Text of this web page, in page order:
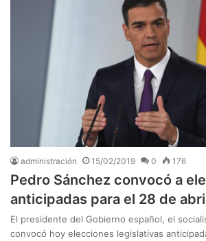
administración 15/02/2019 0 176
Pedro Sánchez convocó a
anticipadas para el 28 de
El presidente del Gobierno español, el
convocó hoy elecciones legislativas